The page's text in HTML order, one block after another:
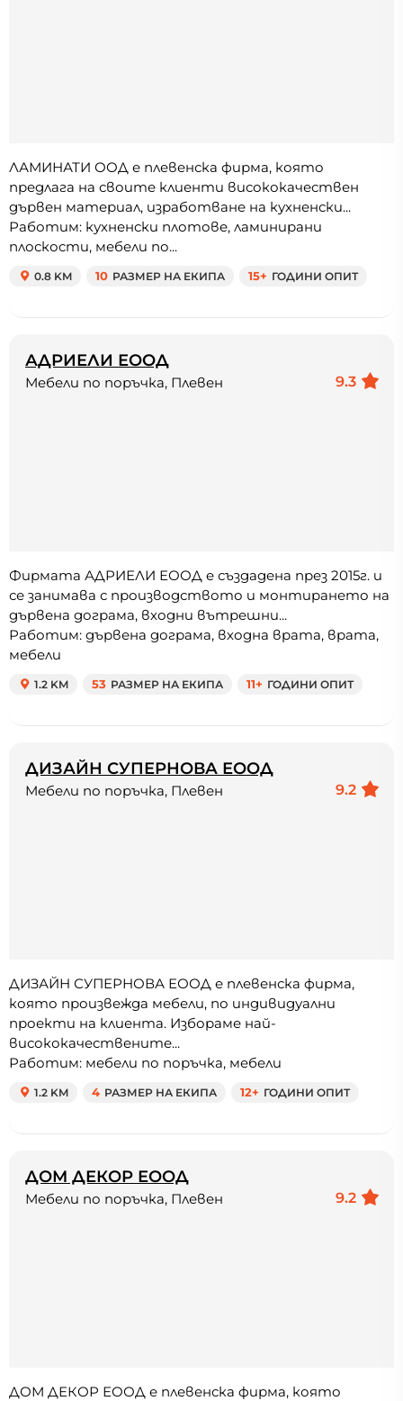
ЛАМИНАТИ ООД е плевенска фирма, която
предлага на своите клиенти висококачествен
дървен материал, изработване на кухненски...
Работим: кухненски плотове, ламинирани
плоскости, мебели по...
0.8 KM 10 РАЗМЕР НА ЕКИПА 15+ ГОДИНИ ОПИТ
АДРИЕЛИ ЕООД
9.3
Мебели по поръчка, Плевен
Фирмата АДРИЕЛИ ЕООД е създадена през 2015г. и
се занимава с производството и монтирането на
дървена дограма, входни вътрешни...
Работим: дървена дограма, входна врата, врата,
мебели
1.2 KM 53 РАЗМЕР НА ЕКИПА 11+ ГОДИНИ ОПИТ
ДИЗАЙН СУПЕРНОВА ЕООД
9.2
Мебели по поръчка, Плевен
ДИЗАЙН СУПЕРНОВА ЕООД е плевенска фирма,
която произвежда мебели, по индивидуални
проекти на клиента. Избораме най-
висококачествените...
Работим: мебели по поръчка, мебели
1.2 KM 4 РАЗМЕР НА ЕКИПА 12+ ГОДИНИ ОПИТ
ДОМ ДЕКОР ЕООД
9.2
Мебели по поръчка, Плевен
ДОМ ДЕКОР ЕООД е плевенска фирма, която